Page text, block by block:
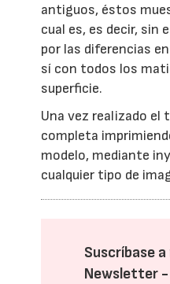
antiguos, éstos
cual es, es decir, sin
por las diferencias
sí con todos los
superficie.
Una vez realizado el
completa
modelo, mediante
cualquier tipo de
Suscríbase
Newsletter -